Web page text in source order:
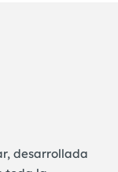
desarrollada